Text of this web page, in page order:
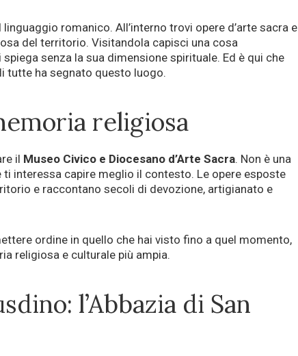
linguaggio romanico. All’interno trovi opere d’arte sacra e
del territorio. Visitandola capisci una cosa
senza la sua dimensione spirituale. Ed è qui che
tutte ha segnato questo luogo.
religiosa
il Museo Civico e Diocesano d’Arte Sacra. Non è una
interessa capire meglio il contesto. Le opere esposte
e raccontano secoli di devozione, artigianato e
ordine in quello che hai visto fino a quel momento,
religiosa e culturale più ampia.
l’Abbazia di San